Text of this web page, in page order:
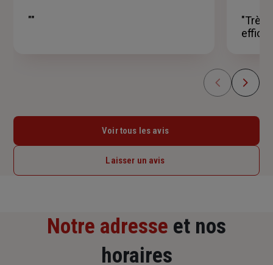
""
"Très
Voir tous les avis
Laisser un avis
Notre adresse et nos
horaires